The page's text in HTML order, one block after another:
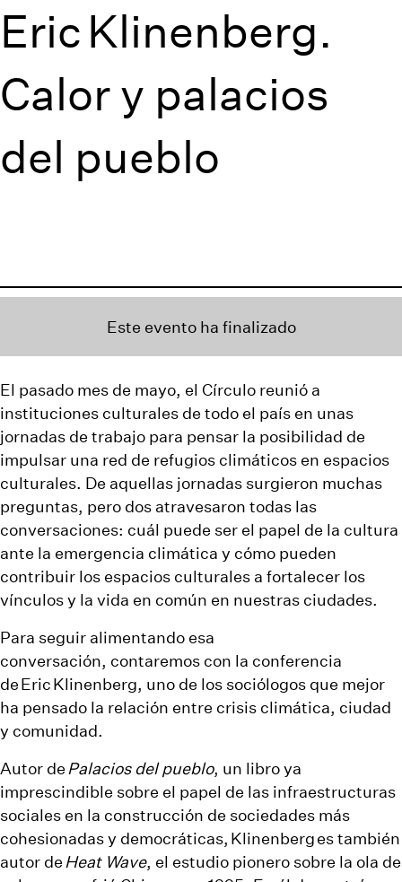
Eric Klinenberg.
Calor y palacios
del pueblo
El pasado mes de mayo, el Círculo reunió a
instituciones culturales de todo el país en unas
jornadas de trabajo para pensar la posibilidad de
impulsar una red de refugios climáticos en espacios
culturales. De aquellas jornadas surgieron muchas
preguntas, pero dos atravesaron todas las
conversaciones: cuál puede ser el papel de la cultura
ante la emergencia climática y cómo pueden
contribuir los espacios culturales a fortalecer los
vínculos y la vida en común en nuestras ciudades.
Para seguir alimentando esa
conversación, contaremos con la conferencia
deEric Klinenberg, uno de los sociólogos que mejor
ha pensado la relación entre crisis climática, ciudad
y comunidad.
Autor dePalacios del pueblo, un libro ya
imprescindible sobre el papel de las infraestructuras
sociales en la construcción de sociedades más
cohesionadas y democráticas, Klinenberg es también
autor deHeat Wave, el estudio pionero sobre la ola de
Este evento ha finalizado